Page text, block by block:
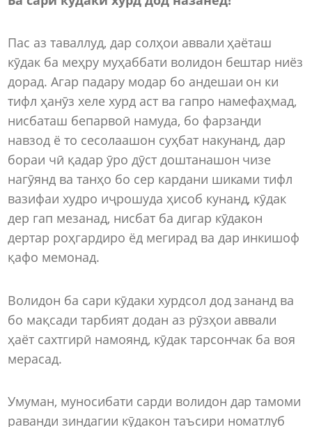
Пас аз таваллуд, дар солҳои аввали ҳаёташ
кӯдак ба меҳру муҳаббати волидон бештар ниёз
дорад. Агар падару модар бо андешаи он ки
тифл ҳанӯз хеле хурд аст ва гапро намефаҳмад,
нисбаташ бепарвоӣ намуда, бо фарзанди
навзод ё то сесолаашон суҳбат накунанд, дар
бораи чӣ қадар ӯро дӯст доштанашон чизе
нагӯянд ва танҳо бо сер кардани шиками тифл
вазифаи худро иҷрошуда ҳисоб кунанд, кӯдак
дер гап мезанад, нисбат ба дигар кӯдакон
дертар роҳгардиро ёд мегирад ва дар инкишоф
қафо мемонад.
Волидон ба сари кӯдаки хурдсол дод зананд ва
бо мақсади тарбият додан аз рӯзҳои аввали
ҳаёт сахтгирӣ намоянд, кӯдак тарсончак ба воя
мерасад.
Умуман, муносибати сарди волидон дар тамоми
раванди зиндагии кӯдакон таъсири номатлуб